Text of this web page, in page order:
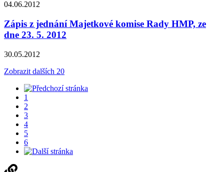
04.06.2012
Zápis z jednání Majetkové komise Rady HMP, ze
dne 23. 5. 2012
30.05.2012
Zobrazit dalších 20
1
2
3
4
5
6